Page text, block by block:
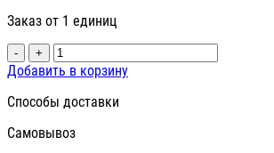
Заказ от 1 единиц
- +
Добавить в корзину
Способы доставки
Самовывоз